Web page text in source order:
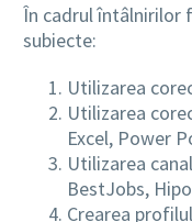
În cadrul întâlnirilor
subiecte:
Utilizarea
Utilizarea
Excel, Power
Utilizarea
BestJobs,
Crearea